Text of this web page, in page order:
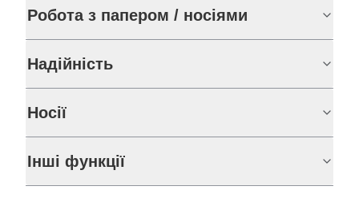
Робота з папером / носіями
Надійність
Носії
Інші функції